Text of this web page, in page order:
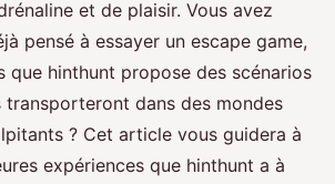
et de plaisir. Vous avez
pensé à essayer un escape game,
que hinthunt propose des scénarios
transporteront dans des mondes
? Cet article vous guidera à
expériences que hinthunt a à